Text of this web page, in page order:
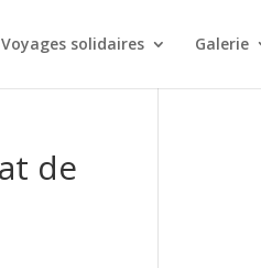
Voyages solidaires Galerie
de